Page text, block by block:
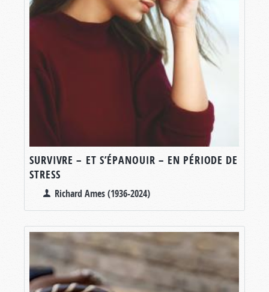
SURVIVRE – ET S’ÉPANOUIR – EN PÉRIODE DE
STRESS
Richard Ames (1936-2024)